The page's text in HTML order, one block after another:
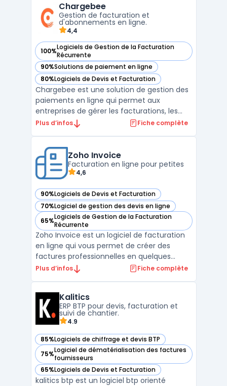
d'automatiser le traitement et l'émission
des factures fournisseurs ...
Chargebee
Gestion de facturation et
d'abonnements en ligne.
4,4
100%Logiciels de Gestion de la Facturation
Récurrente
— voir Chargebee dans cette catégorie
90%Solutions de paiement en ligne
— voir Chargebee dans cette catégorie
80%Logiciels de Devis et Facturation
— voir Chargebee dans cette catégorie
Chargebee est une solution de gestion des
paiements en ligne qui permet aux
entreprises de gérer les facturations, les
abonnements et les paiements récurrents
être facilement intégrée aux systèmes
existants pour automati ...
Plus d’infos Fiche complète
Zoho Invoice
Facturation en ligne pour petites
4,6
90%Logiciels de Devis et Facturation
— voir Zoho Invoice dans cette catégorie
70%Logiciel de gestion des devis en ligne
— voir Zoho Invoice dans cette catégorie
65%Logiciels de Gestion de la Facturation
Récurrente
— voir Zoho Invoice dans cette catégorie
Zoho Invoice est un logiciel de facturation
en ligne qui vous permet de créer des
factures professionnelles en quelques
minutes. Il offre également la possibilité de
propose des fonctionnalités telles que la
gestion des pa ...
Plus d’infos Fiche complète
Kalitics
ERP BTP pour devis, facturation et
suivi de chantier.
4.9
85%Logiciels de chiffrage et devis BTP
— voir Kalitics dans cette catégorie
75%Logiciel de dématérialisation des factures
fournisseurs
— voir Kalitics dans cette catégorie
65%Logiciels de Devis et Facturation
— voir Kalitics dans cette catégorie
kalitics btp est un logiciel btp orienté